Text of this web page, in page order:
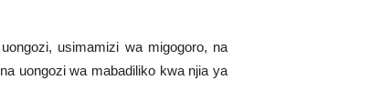
usimamizi wa migogoro, na
uongozi wa mabadiliko kwa njia ya